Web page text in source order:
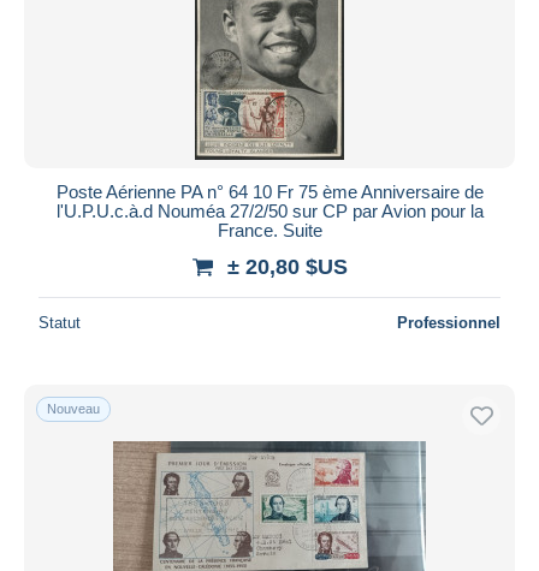
Lettres & Documents
Autres & non classés
Maisons de vente
Toutes les durées
depuis
jours
Prix
Livraison gratuite
Méthodes de paiement
PayPal
Virement bancaire
Visa
Poste Aérienne PA n° 64 10 Fr 75 ème Anniversaire de
l'U.P.U.c.à.d Nouméa 27/2/50 sur CP par Avion pour la
France. Suite
± 20,80 $US
Statut Professionnel
Nouveau